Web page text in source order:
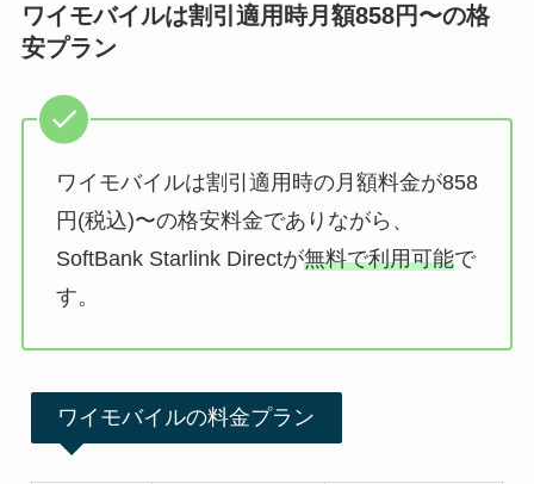
ワイモバイルは割引適用時月額858円〜の格
安プラン
ワイモバイルは割引適用時の月額料金が858
円(税込)〜の格安料金でありながら、
SoftBank Starlink Directが無料で利用可能で
す。
ワイモバイルの料金プラン